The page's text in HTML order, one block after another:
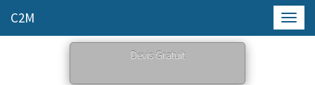
C2M
Devis Gratuit